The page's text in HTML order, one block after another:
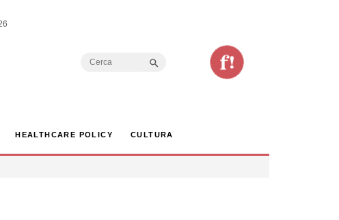
Search
HEALTHCARE POLICY CULTURA